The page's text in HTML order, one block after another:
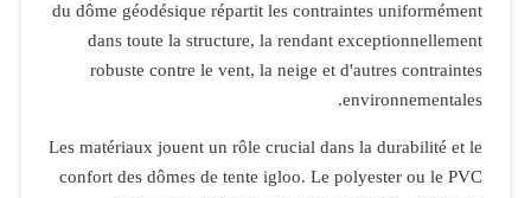
du dôme
dans
robuste
Les matériaux
confort des